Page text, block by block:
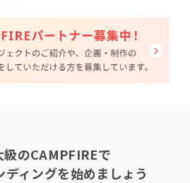
級のCAMPFIREで
ディングを始めましょう